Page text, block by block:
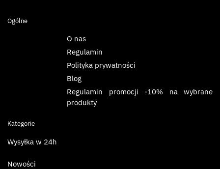
Ogólne
O nas
Regulamin
Polityka prywatności
Blog
Regulamin promocji -10% na wybrane
produkty
Kategorie
Wysyłka w 24h
Nowości